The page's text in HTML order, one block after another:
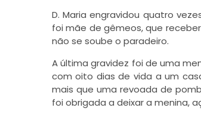
D. Maria engravidou quatro
foi mãe de gêmeos, que
não se soube o paradeiro.
A última gravidez foi de uma
com oito dias de vida a um
mais que uma revoada de
foi obrigada a deixar a menina,